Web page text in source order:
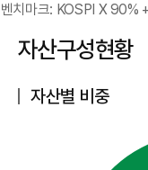
벤치마크: KOSPI X
자산구성현황
자산별 비중